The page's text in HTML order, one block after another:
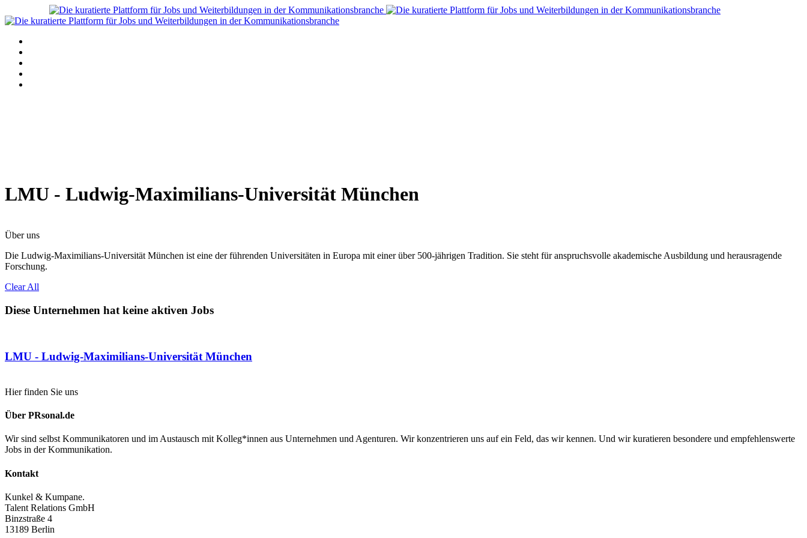
LMU - Ludwig-Maximilians-Universität München
Über uns
Die Ludwig-Maximilians-Universität München ist eine der führenden Universitäten in Europa mit einer über 500-jährigen Tradition. Sie steht für anspruchsvolle akademische Ausbildung und herausragende
Forschung.
Clear All
Diese Unternehmen hat keine aktiven Jobs
LMU - Ludwig-Maximilians-Universität München
Hier finden Sie uns
Über PRsonal.de
Wir sind selbst Kommunikatoren und im Austausch mit Kolleg*innen aus Unternehmen und Agenturen. Wir konzentrieren uns auf ein Feld, das wir kennen. Und wir kuratieren besondere und empfehlenswerte
Jobs in der Kommunikation.
Kontakt
Kunkel & Kumpane.
Talent Relations GmbH
Binzstraße 4
13189 Berlin